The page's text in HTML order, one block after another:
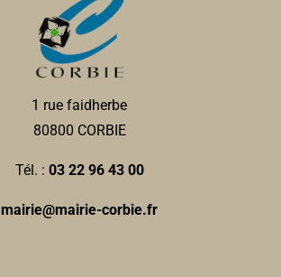
1 rue faidherbe
80800 CORBIE
Tél. : 03 22 96 43 00
mairie@mairie-corbie.fr